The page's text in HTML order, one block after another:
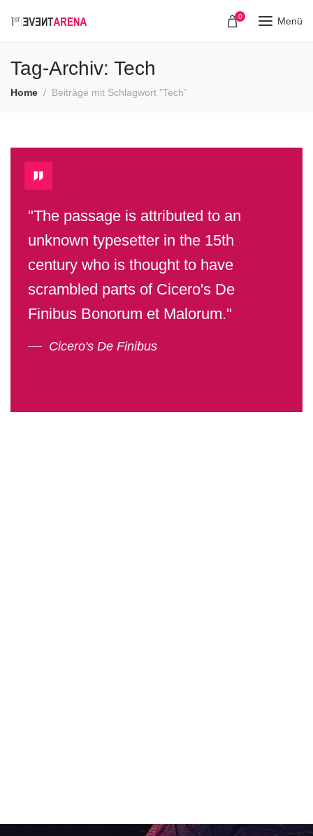
0 Menü
Tag-Archiv: Tech
Home Beiträge mit Schlagwort "Tech"
"The passage is attributed to an
unknown typesetter in the 15th
century who is thought to have
scrambled parts of Cicero's De
Finibus Bonorum et Malorum."
Cicero's De Finibus